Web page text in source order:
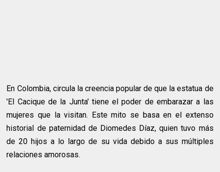
En Colombia, circula la creencia popular de que la estatua de
'El Cacique de la Junta' tiene el poder de embarazar a las
mujeres que la visitan. Este mito se basa en el extenso
historial de paternidad de Diomedes Díaz, quien tuvo más
de 20 hijos a lo largo de su vida debido a sus múltiples
relaciones amorosas.